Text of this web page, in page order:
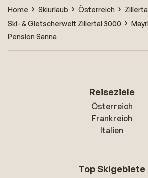
Home Skiurlaub Österreich
Ski- & Gletscherwelt Zillertal 3000
Pension Sanna
Reiseziele
Österreich
Frankreich
Italien
Top Skigebiete